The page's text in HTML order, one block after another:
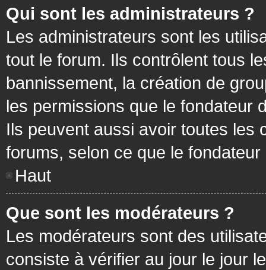
Qui sont les administrateurs ?
Les administrateurs sont les
tout le forum. Ils contrôlent tous
bannissement, la création de
les permissions que le fondateur
Ils peuvent aussi avoir toutes les
forums, selon ce que le
Haut
Que sont les modérateurs ?
Les modérateurs sont des
consiste à vérifier au jour le jour